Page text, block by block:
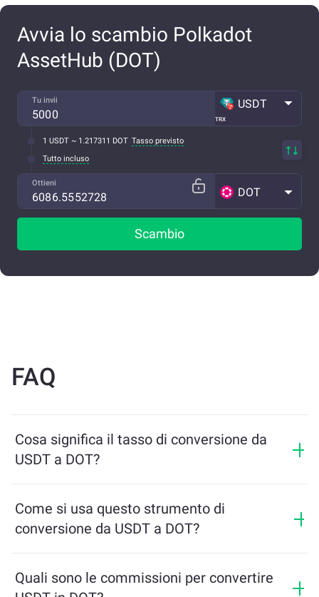
Avvia lo scambio Polkadot
AssetHub (DOT)
Tu invii
TRX
USDT
1 USDT ~ 1.217311 DOT Tasso previsto
Tutto incluso
Ottieni
DOT
Scambio
FAQ
Cosa significa il tasso di conversione da
USDT a DOT?
cambio di USDT. Questo tasso varia in base alle
condizioni di mercato, all’offerta e alla domanda, e alla
Come si usa questo strumento di
conversione da USDT a DOT?
scambiare, e lo strumento calcolerà l’importo stimato
di DOT che riceverai. Poi segui i passaggi per
Quali sono le commissioni per convertire